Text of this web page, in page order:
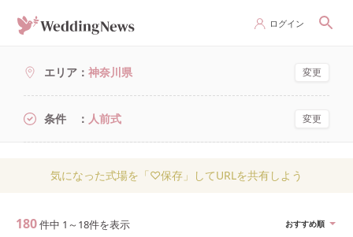
ログイン
エリア 神奈川県 変更
条件 人前式 変更
気になった式場を「♡保存」してURLを共有しよう
180件中 1 ～ 18件を表示 おすすめ順